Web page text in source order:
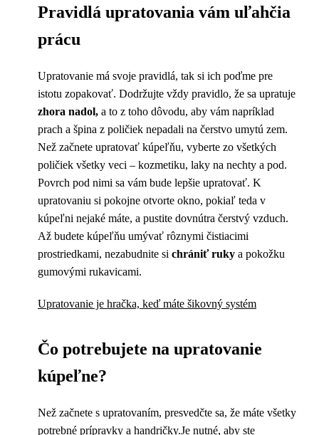
Pravidlá upratovania vám uľahčia
prácu
Upratovanie má svoje pravidlá, tak si ich poďme pre
istotu zopakovať. Dodržujte vždy pravidlo, že sa upratuje
zhora nadol, a to z toho dôvodu, aby vám napríklad
prach a špina z poličiek nepadali na čerstvo umytú zem.
Než začnete upratovať kúpeľňu, vyberte zo všetkých
poličiek všetky veci – kozmetiku, laky na nechty a pod.
Povrch pod nimi sa vám bude lepšie upratovať. K
upratovaniu si pokojne otvorte okno, pokiaľ teda v
kúpeľni nejaké máte, a pustite dovnútra čerstvý vzduch.
Až budete kúpeľňu umývať rôznymi čistiacimi
prostriedkami, nezabudnite si chrániť ruky a pokožku
gumovými rukavicami.
Upratovanie je hračka, keď máte šikovný systém
Čo potrebujete na upratovanie
kúpeľne?
Než začnete s upratovaním, presvedčte sa, že máte všetky
potrebné prípravky a handričky.Je nutné, aby ste